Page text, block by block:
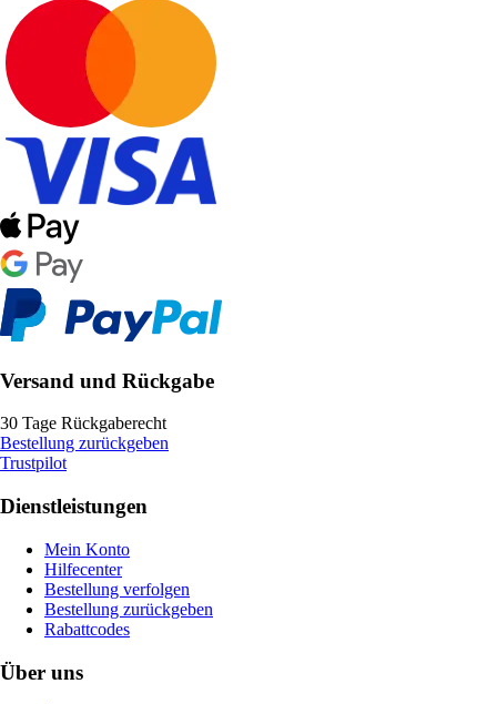
Versand und Rückgabe
30 Tage Rückgaberecht
Bestellung zurückgeben
Trustpilot
Dienstleistungen
Mein Konto
Hilfecenter
Bestellung verfolgen
Bestellung zurückgeben
Rabattcodes
Über uns